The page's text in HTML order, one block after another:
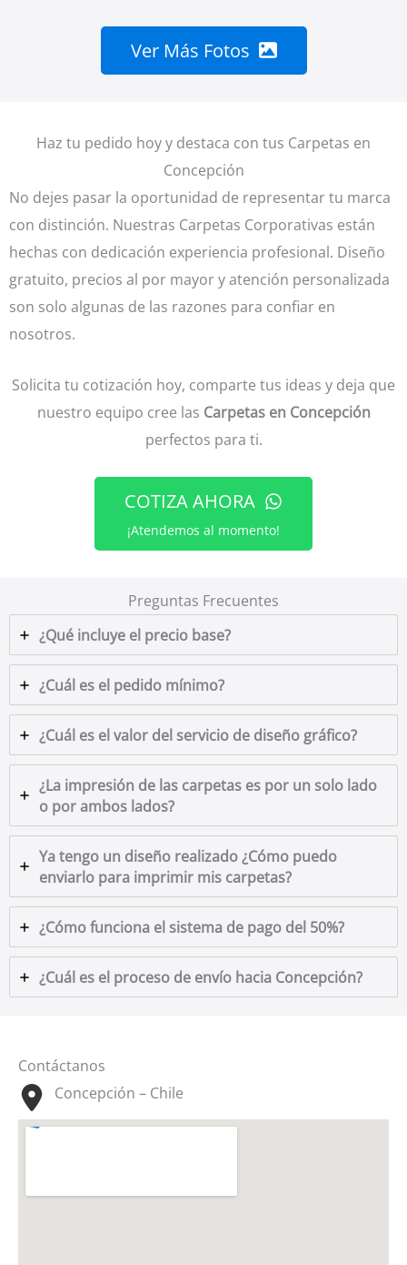
Ver Más Fotos
Haz tu pedido hoy y destaca con tus Carpetas en
Concepción
No dejes pasar la oportunidad de representar tu marca
con distinción. Nuestras Carpetas Corporativas están
hechas con dedicación experiencia profesional. Diseño
gratuito, precios al por mayor y atención personalizada
son solo algunas de las razones para confiar en
nosotros.
Solicita tu cotización hoy, comparte tus ideas y deja que
nuestro equipo cree las Carpetas en Concepción
perfectos para ti.
COTIZA AHORA
¡Atendemos al momento!
Preguntas Frecuentes
¿Qué incluye el precio base?
¿Cuál es el pedido mínimo?
¿Cuál es el valor del servicio de diseño gráfico?
¿La impresión de las carpetas es por un solo lado
o por ambos lados?
Ya tengo un diseño realizado ¿Cómo puedo
enviarlo para imprimir mis carpetas?
¿Cómo funciona el sistema de pago del 50%?
¿Cuál es el proceso de envío hacia Concepción?
Contáctanos
Concepción – Chile